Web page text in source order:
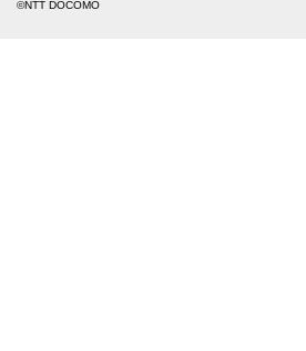
©NTT DOCOMO